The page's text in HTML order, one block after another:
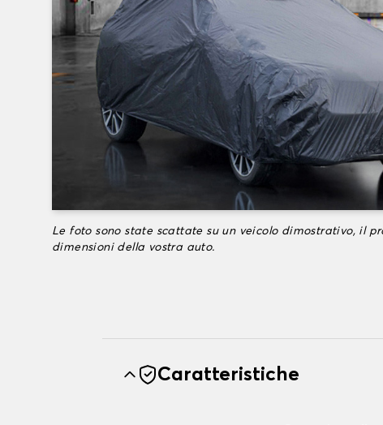
Le foto sono state scattate su un veicolo dimostrativo, il
dimensioni della vostra auto.
Caratteristiche